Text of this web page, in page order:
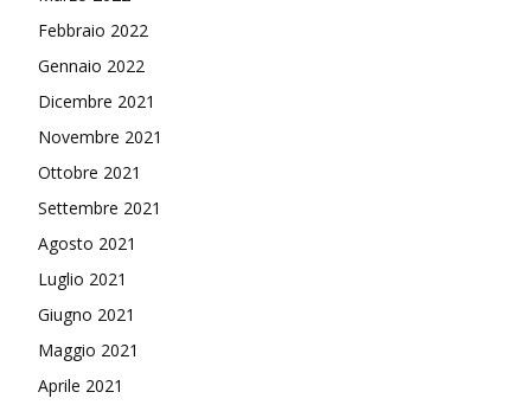
Febbraio 2022
Gennaio 2022
Dicembre 2021
Novembre 2021
Ottobre 2021
Settembre 2021
Agosto 2021
Luglio 2021
Giugno 2021
Maggio 2021
Aprile 2021